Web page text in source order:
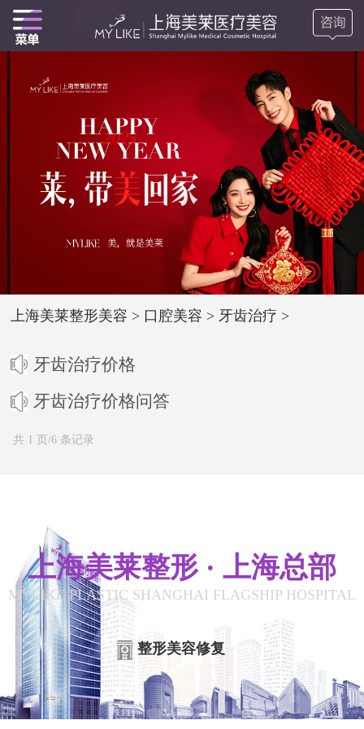
上海美莱整形美容 > 口腔美容 > 牙齿治疗 >
牙齿治疗价格
牙齿治疗价格问答
共 1 页/6 条记录
上海美莱整形 · 上海总部
MYLIKE PLASTIC SHANGHAI FLAGSHIP HOSPITAL
整形美容修复